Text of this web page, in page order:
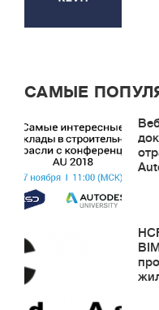
САМЫЕ